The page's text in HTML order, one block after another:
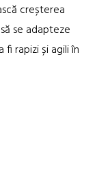
creșterea
se adapteze
rapizi și agili în